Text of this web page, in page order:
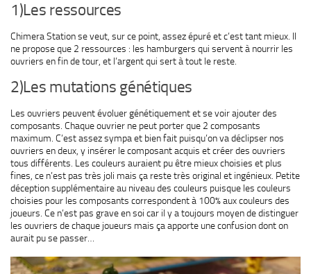
1)Les ressources
Chimera Station se veut, sur ce point, assez épuré et c’est tant mieux. Il
ne propose que 2 ressources : les hamburgers qui servent à nourrir les
ouvriers en fin de tour, et l’argent qui sert à tout le reste.
2)Les mutations génétiques
Les ouvriers peuvent évoluer génétiquement et se voir ajouter des
composants. Chaque ouvrier ne peut porter que 2 composants
maximum. C’est assez sympa et bien fait puisqu’on va déclipser nos
ouvriers en deux, y insérer le composant acquis et créer des ouvriers
tous différents. Les couleurs auraient pu être mieux choisies et plus
fines, ce n’est pas très joli mais ça reste très original et ingénieux. Petite
déception supplémentaire au niveau des couleurs puisque les couleurs
choisies pour les composants correspondent à 100% aux couleurs des
joueurs. Ce n’est pas grave en soi car il y a toujours moyen de distinguer
les ouvriers de chaque joueurs mais ça apporte une confusion dont on
aurait pu se passer…